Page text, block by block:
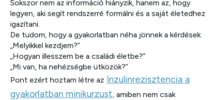
Sokszor nem az információ hiányzik, hanem az, hogy
legyen, aki segít rendszerré formálni és a saját életedhez
igazítani.
De tudom, hogy a gyakorlatban néha jönnek a kérdések:
„Melyikkel kezdjem?”
„Hogyan illesszem be a családi életbe?”
„Mi van, ha nehézségbe ütközök?”
Pont ezért hoztam létre az Inzulinrezisztencia a
gyakorlatban minikurzust, amiben nem csak